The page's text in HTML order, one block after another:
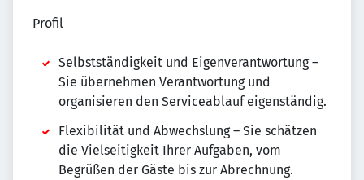
Profil
Selbstständigkeit und Eigenverantwortung –
Sie übernehmen Verantwortung und
organisieren den Serviceablauf eigenständig.
Flexibilität und Abwechslung – Sie schätzen
die Vielseitigkeit Ihrer Aufgaben, vom
Begrüßen der Gäste bis zur Abrechnung.